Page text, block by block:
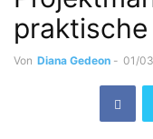
Von Diana Gedeon - 01/